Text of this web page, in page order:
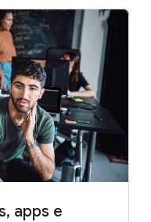
apps e